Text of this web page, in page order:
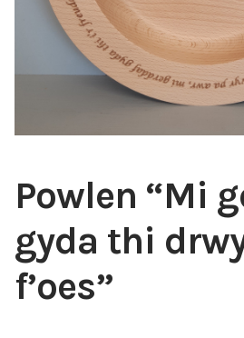
Telerau ag Amodau a
Powlen “Mi
gyda thi
f’oes”